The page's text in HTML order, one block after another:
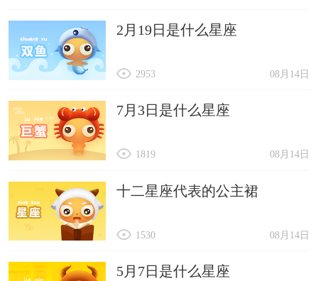
2月19日是什么星座
08月14日
2953
7月3日是什么星座
08月14日
1819
十二星座代表的公主裙
08月14日
1530
5月7日是什么星座